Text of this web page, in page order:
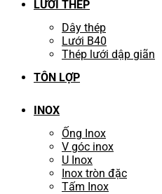
LƯỚI THÉP
Dây thép
Lưới B40
Thép lưới dập giãn
TÔN LỢP
INOX
Ống Inox
V góc inox
U Inox
Inox tròn đặc
Tấm Inox